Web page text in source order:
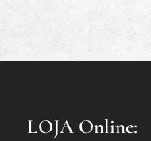
LOJA Online: